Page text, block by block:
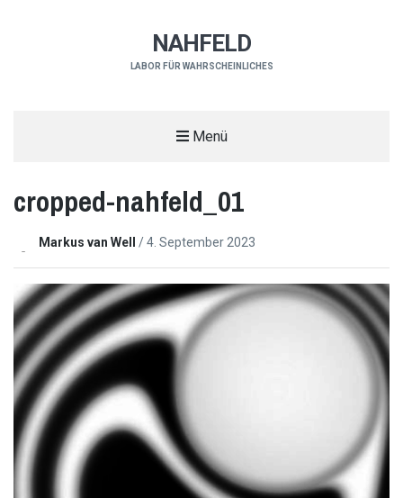
NAHFELD
LABOR FÜR WAHRSCHEINLICHES
Menü
cropped-nahfeld_01
Markus van Well /4. September 2023